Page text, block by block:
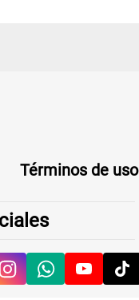
Términos de uso